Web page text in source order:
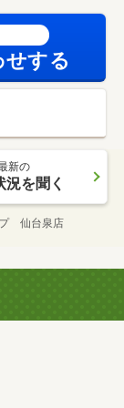
する
新の
況を聞く
プ 仙台泉店